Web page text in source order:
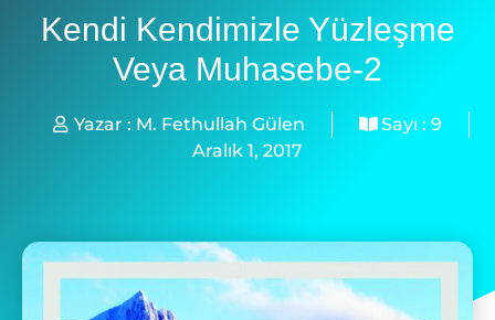
Kendi Kendimizle Yüzleşme
Veya Muhasebe-2
Yazar : M. Fethullah Gülen Sayı : 9
Aralık 1, 2017